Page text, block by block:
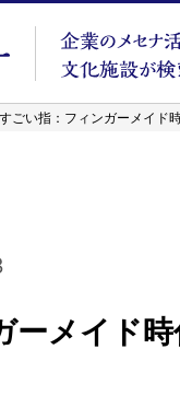
すごい指：フィンガーメイド
ーメイド